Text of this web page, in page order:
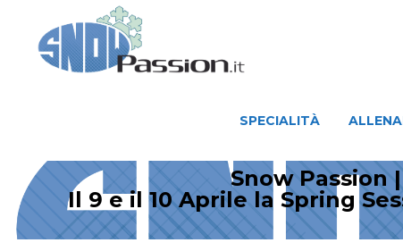
SPECIALITÀ
Snow Passion
Il 9 e il 10 Aprile la Spring